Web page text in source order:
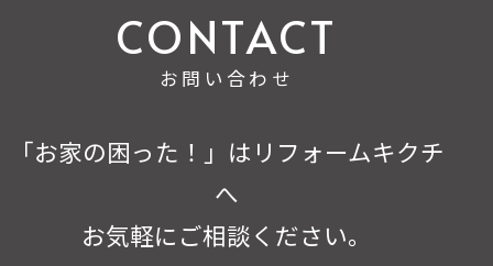
お問い合わせ
「お家の困った！」はリフォームキクチ
へ
お気軽にご相談ください。